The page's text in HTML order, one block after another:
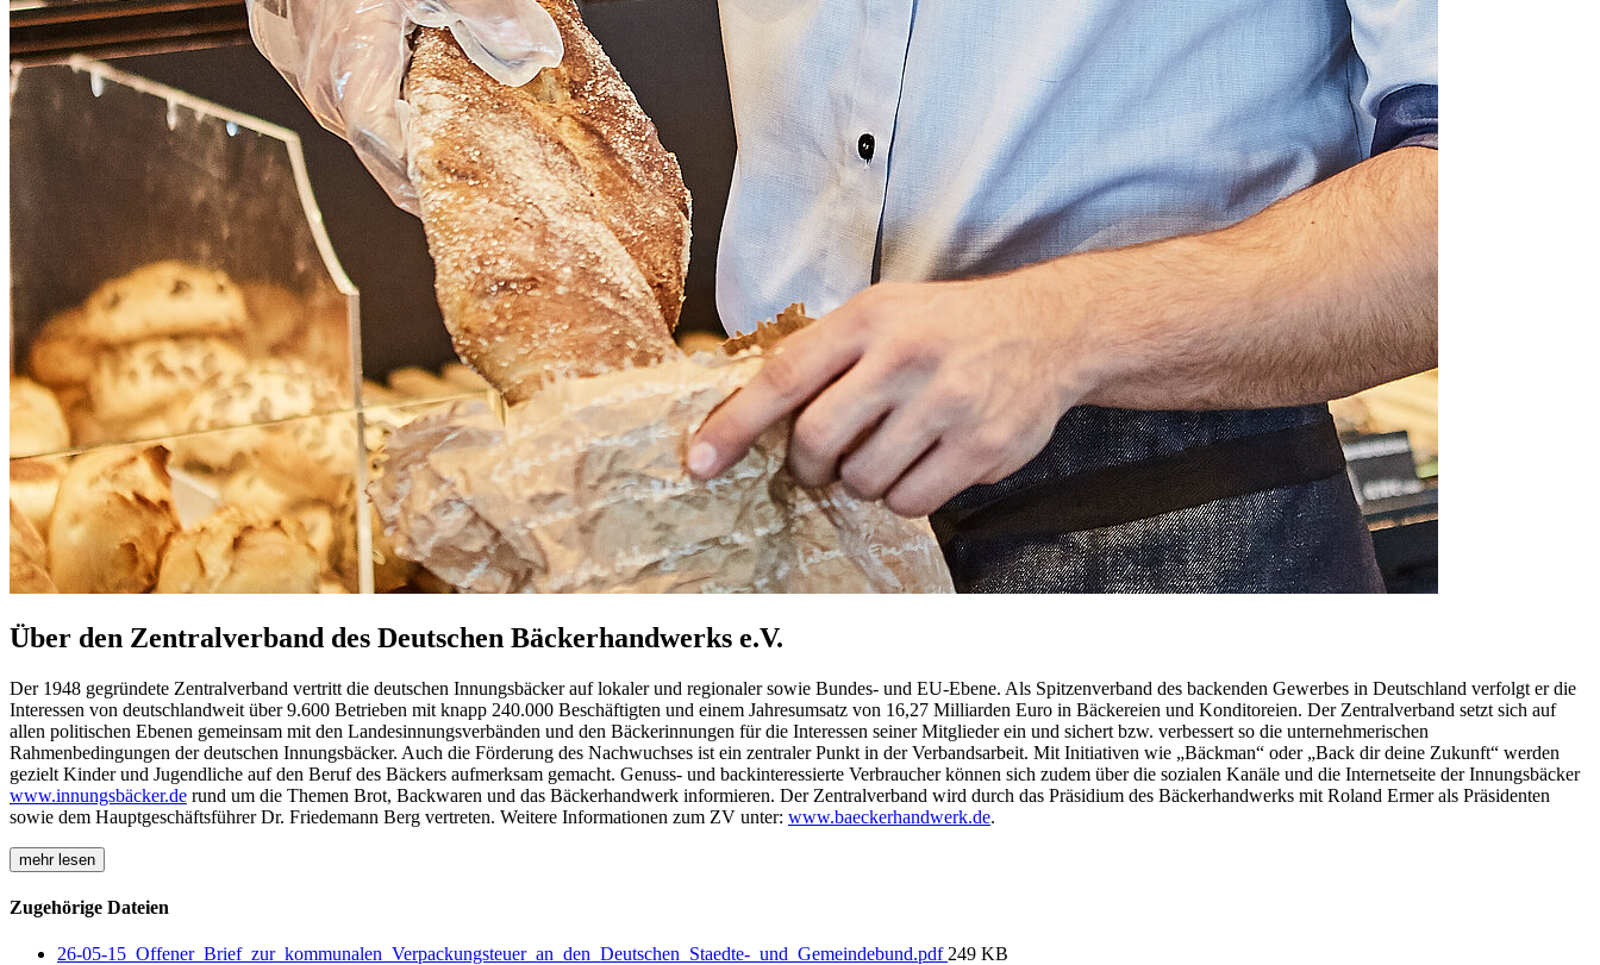
Über den Zentralverband des Deutschen Bäckerhandwerks e.V.
Der 1948 gegründete Zentralverband vertritt die deutschen Innungsbäcker auf lokaler und regionaler sowie Bundes- und EU-Ebene. Als Spitzenverband des backenden Gewerbes in Deutschland verfolgt er die
Interessen von deutschlandweit über 9.600 Betrieben mit knapp 240.000 Beschäftigten und einem Jahresumsatz von 16,27 Milliarden Euro in Bäckereien und Konditoreien. Der Zentralverband setzt sich auf
allen politischen Ebenen gemeinsam mit den Landesinnungsverbänden und den Bäckerinnungen für die Interessen seiner Mitglieder ein und sichert bzw. verbessert so die unternehmerischen
Rahmenbedingungen der deutschen Innungsbäcker. Auch die Förderung des Nachwuchses ist ein zentraler Punkt in der Verbandsarbeit. Mit Initiativen wie „Bäckman“ oder „Back dir deine Zukunft“ werden
gezielt Kinder und Jugendliche auf den Beruf des Bäckers aufmerksam gemacht. Genuss- und backinteressierte Verbraucher können sich zudem über die sozialen Kanäle und die Internetseite der Innungsbäcker
www.innungsbäcker.de rund um die Themen Brot, Backwaren und das Bäckerhandwerk informieren. Der Zentralverband wird durch das Präsidium des Bäckerhandwerks mit Roland Ermer als Präsidenten
sowie dem Hauptgeschäftsführer Dr. Friedemann Berg vertreten. Weitere Informationen zum ZV unter: www.baeckerhandwerk.de.
mehr lesen
Zugehörige Dateien
26-05-15_Offener_Brief_zur_kommunalen_Verpackungsteuer_an_den_Deutschen_Staedte-_und_Gemeindebund.pdf 249 KB